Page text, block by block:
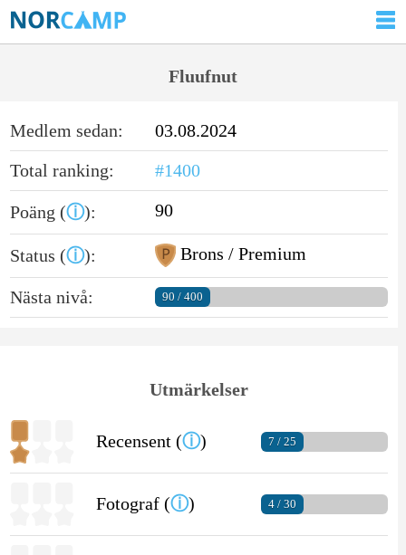
Fluufnut
Medlem sedan:
03.08.2024
Total ranking:
#1400
Poäng (ⓘ): 90
Status (ⓘ): Brons / Premium
Nästa nivå: 90 / 400
Utmärkelser
Recensent (ⓘ) 7 / 25
Fotograf (ⓘ) 4 / 30